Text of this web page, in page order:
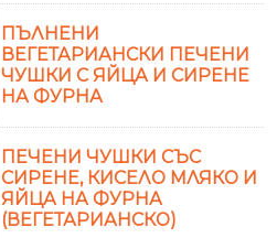
ПЪЛНЕНИ
ВЕГЕТАРИАНСКИ ПЕЧЕНИ
ЧУШКИ С ЯЙЦА И СИРЕНЕ
НА ФУРНА
ПЕЧЕНИ ЧУШКИ СЪС
СИРЕНЕ, КИСЕЛО МЛЯКО И
ЯЙЦА НА ФУРНА
(ВЕГЕТАРИАНСКО)